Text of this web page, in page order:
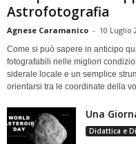
Astrofotografia
Agnese Caramanico - 10 Luglio
Come si può sapere in anticipo
fotografabili nelle migliori
siderale locale e un semplice
orientarsi tra le coordinate della
Una
Didattica e